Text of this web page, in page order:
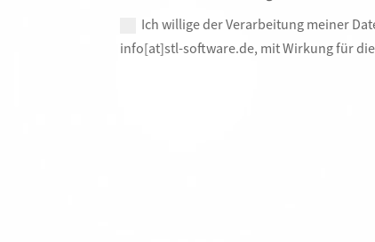
Ich willige der Verarbeitung meiner
info[at]stl-software.de, mit Wirkung für